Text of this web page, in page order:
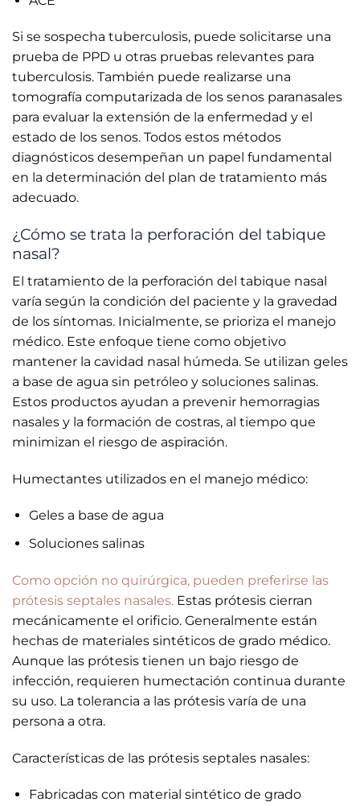
Si se sospecha tuberculosis, puede solicitarse una
prueba de PPD u otras pruebas relevantes para
tuberculosis. También puede realizarse una
tomografía computarizada de los senos paranasales
para evaluar la extensión de la enfermedad y el
estado de los senos. Todos estos métodos
diagnósticos desempeñan un papel fundamental
en la determinación del plan de tratamiento más
adecuado.
¿Cómo se trata la perforación del tabique
nasal?
El tratamiento de la perforación del tabique nasal
varía según la condición del paciente y la gravedad
de los síntomas. Inicialmente, se prioriza el manejo
médico. Este enfoque tiene como objetivo
mantener la cavidad nasal húmeda. Se utilizan geles
a base de agua sin petróleo y soluciones salinas.
Estos productos ayudan a prevenir hemorragias
nasales y la formación de costras, al tiempo que
minimizan el riesgo de aspiración.
Humectantes utilizados en el manejo médico:
Geles a base de agua
Soluciones salinas
Como opción no quirúrgica, pueden preferirse las
prótesis septales nasales. Estas prótesis cierran
mecánicamente el orificio. Generalmente están
hechas de materiales sintéticos de grado médico.
Aunque las prótesis tienen un bajo riesgo de
infección, requieren humectación continua durante
su uso. La tolerancia a las prótesis varía de una
persona a otra.
Características de las prótesis septales nasales:
Fabricadas con material sintético de grado